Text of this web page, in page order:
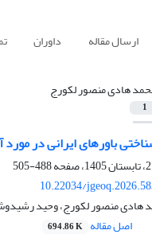
ارسال مقاله داوران
هادی منصور لکورج
1
باورهای ایرانی در
488-505
10.22034/
هادی منصور لکورج، وحید
اصل مقاله 694.86 K